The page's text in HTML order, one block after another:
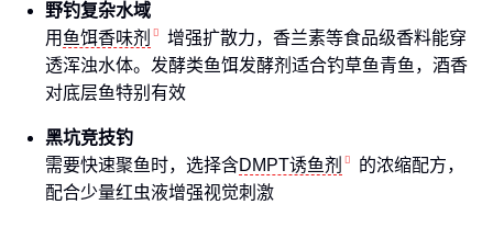
野钓复杂水域
用 鱼饵香味剂
增强扩散力，香兰素等食品级香料能穿
透浑浊水体。发酵类鱼饵发酵剂适合钓草鱼青鱼，酒香
对底层鱼特别有效
黑坑竞技钓
需要快速聚鱼时，选择含DMPT诱鱼剂
的浓缩配方，
配合少量红虫液增强视觉刺激